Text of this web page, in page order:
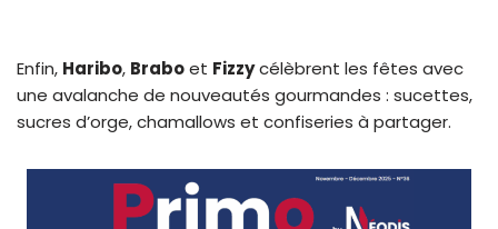
Enfin, Haribo, Braboet Fizzycélèbrent les fêtes avec
une avalanche de nouveautés gourmandes : sucettes,
sucres d’orge, chamallows et confiseries à partager.